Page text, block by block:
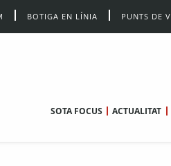
BOTIGA EN LÍNIA PUNTS DE
SOTA FOCUS ACTUALITAT